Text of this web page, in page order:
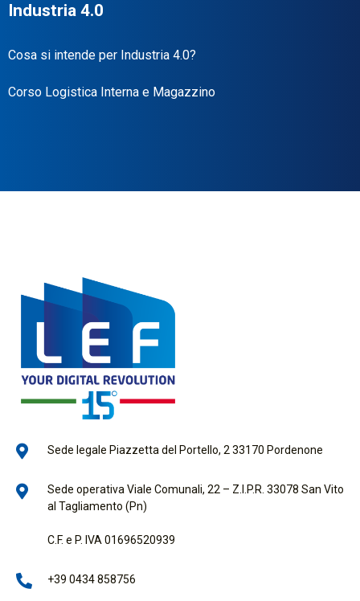
Industria 4.0
Cosa si intende per Industria 4.0?
Corso Logistica Interna e Magazzino
Sede legale Piazzetta del Portello, 2 33170 Pordenone
Sede operativa Viale Comunali, 22 – Z.I.P.R. 33078 San Vito
al Tagliamento (Pn)
C.F. e P. IVA 01696520939
+39 0434 858756